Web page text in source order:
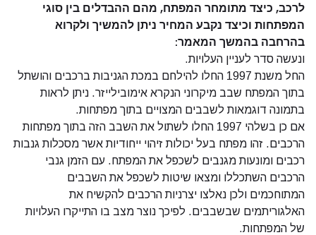
לרכב, כיצד מתומחר המפתח, מהם ההבדלים בין סוגי
המפתחות וכיצד נקבע המחיר ניתן להמשיך ולקרוא
בהרחבה בהמשך המאמר:
ונעשה סדר לעניין העלויות.
החל משנת 1997 החלו להילחם במכת הגניבות ברכבים והושתל
בתוך המפתח שבב מיקרוני הנקרא אימובילייזר. ניתן לראות
בתמונה דוגמאות לשבבים המצויים בתוך מפתחות.
אם כן בשלהי 1997 החלו לשתול את השבב הזה בתוך מפתחות
הרכבים. זהו מפתח בעל יכולות זיהוי ייחודיות אשר מסכלות גנבות
רכבים ומונעות מגנבים לשכפל את המפתח. עם הזמן גנבי
הרכבים השתכללו ומצאו שיטות לשכפל את השבבים
המתוחכמים ולכן נאלצו יצרניות הרכבים להקשיח את
האלגוריתמים שבשבבים. לפיכך נוצר מצב בו התייקרו העלויות
של המפתחות.